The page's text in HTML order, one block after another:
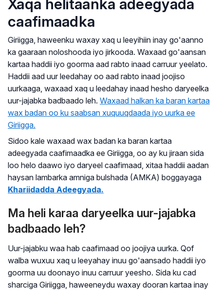
Xaqa helitaanka adeegyada
caafimaadka
Giriigga, haweenku waxay xaq u leeyihiin inay go'aanno
ka gaaraan noloshooda iyo jirkooda. Waxaad go'aansan
kartaa haddii iyo goorma aad rabto inaad carruur yeelato.
Haddii aad uur leedahay oo aad rabto inaad joojiso
uurkaaga, waxaad xaq u leedahay inaad hesho daryeelka
uur-jajabka badbaado leh. Waxaad halkan ka baran kartaa
wax badan oo ku saabsan xuquuqdaada iyo uurka ee
Giriigga.
Sidoo kale waxaad wax badan ka baran kartaa
adeegyada caafimaadka ee Giriigga, oo ay ku jiraan sida
loo helo daawo iyo daryeel caafimaad, xitaa haddii aadan
haysan lambarka amniga bulshada (AMKA) boggayaga
Khariidadda Adeegyada.
Ma heli karaa daryeelka uur-jajabka
badbaado leh?
Uur-jajabku waa hab caafimaad oo joojiya uurka. Qof
walba wuxuu xaq u leeyahay inuu go'aansado haddii iyo
goorma uu doonayo inuu carruur yeesho. Sida ku cad
sharciga Giriigga, haweeneydu waxay dooran kartaa inay